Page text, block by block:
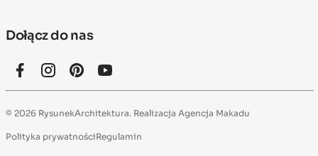
Dołącz do nas
© 2026 RysunekArchitektura. Realizacja Agencja Makadu
Polityka prywatnościRegulamin